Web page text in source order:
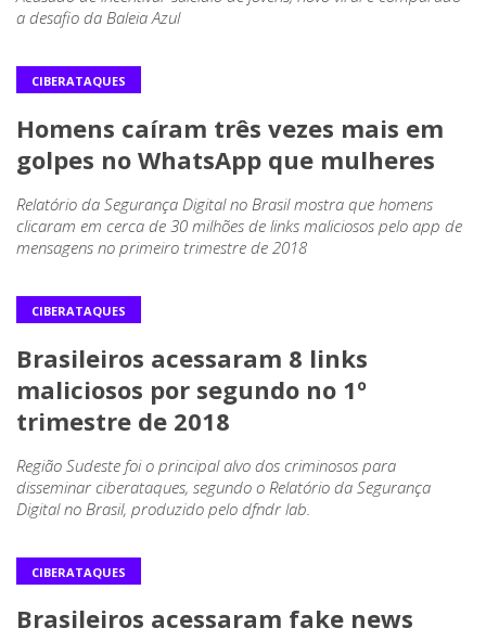
a desafio da Baleia Azul
CIBERATAQUES
Homens caíram três vezes mais em
golpes no WhatsApp que mulheres
Relatório da Segurança Digital no Brasil mostra que homens
clicaram em cerca de 30 milhões de links maliciosos pelo app de
mensagens no primeiro trimestre de 2018
CIBERATAQUES
Brasileiros acessaram 8 links
maliciosos por segundo no 1º
trimestre de 2018
Região Sudeste foi o principal alvo dos criminosos para
disseminar ciberataques, segundo o Relatório da Segurança
Digital no Brasil, produzido pelo dfndr lab.
CIBERATAQUES
Brasileiros acessaram fake news